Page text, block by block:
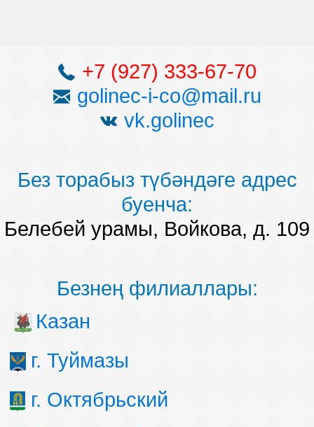
+7 (927) 333-67-70
golinec-i-co@mail.ru
vk.golinec
Без торабыз түбәндәге адрес
буенча:
Белебей урамы, Войкова, д. 109
Безнең филиаллары:
Казан
г. Туймазы
г. Октябрьский